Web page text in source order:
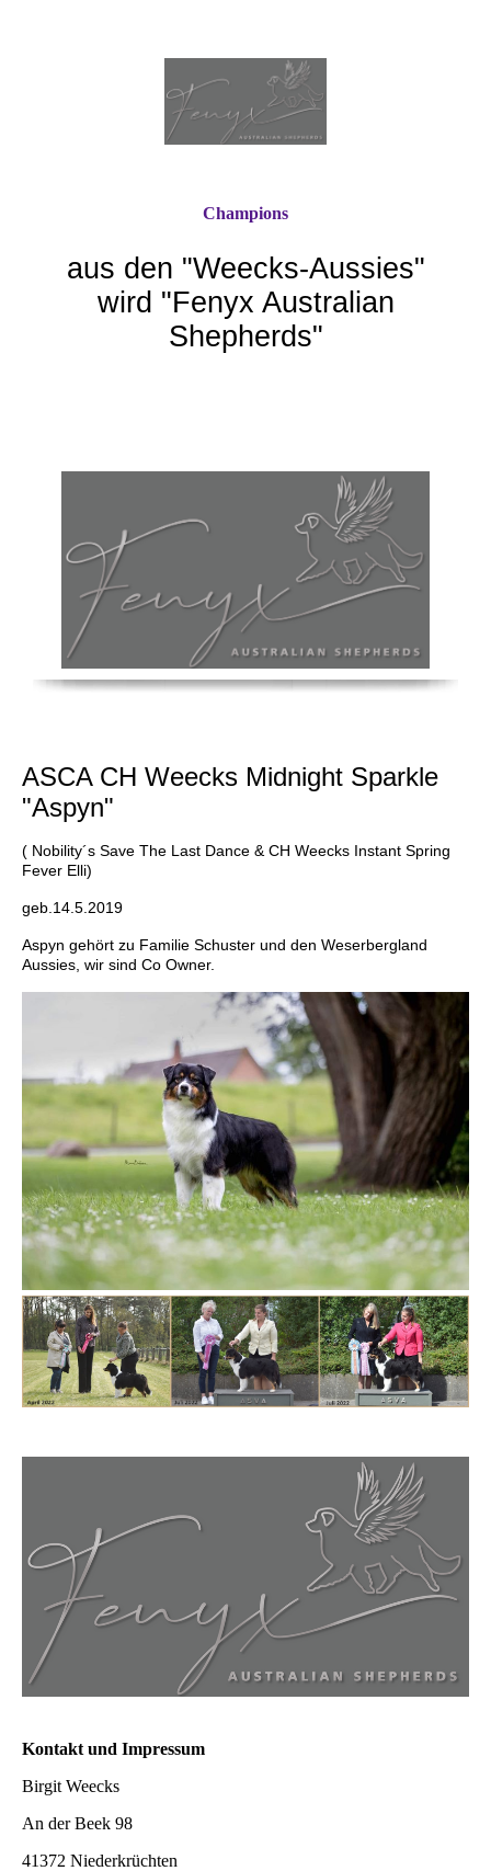
aus den "Weecks-Aussies"
wird "Fenyx Australian
Shepherds"
Champions
ASCA CH Weecks Midnight Sparkle
"Aspyn"
( Nobility´s Save The Last Dance & CH Weecks Instant Spring
Fever Elli)
geb.14.5.2019
Aspyn gehört zu Familie Schuster und den Weserbergland
Aussies, wir sind Co Owner.
Kontakt und Impressum
Birgit Weecks
An der Beek 98
41372 Niederkrüchten